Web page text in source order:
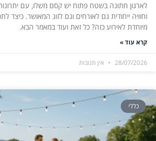
לארגון חתונה בשטח פתוח יש קסם משלו, עם
וחוויה ייחודית גם לאורחים וגם לזוג המאושר. כיצד
מיוחדת לאירוע כזה? כל זאת ועוד במאמר הבא.
קרא עוד »
28/07/2026 אין תגובות
כללי